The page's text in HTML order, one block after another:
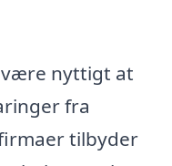
være nyttigt at
fra
tilbyder